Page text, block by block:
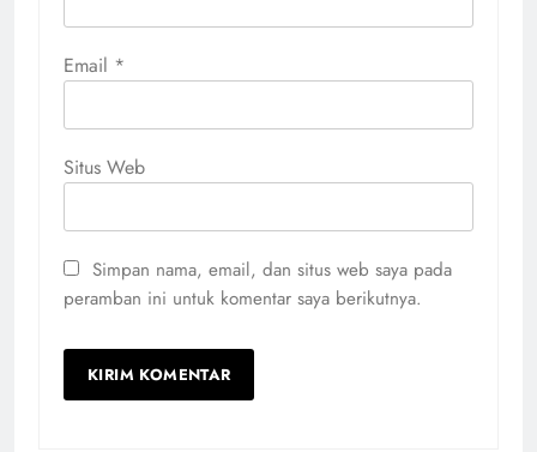
Email *
Situs Web
Simpan nama, email, dan situs web saya pada
peramban ini untuk komentar saya berikutnya.